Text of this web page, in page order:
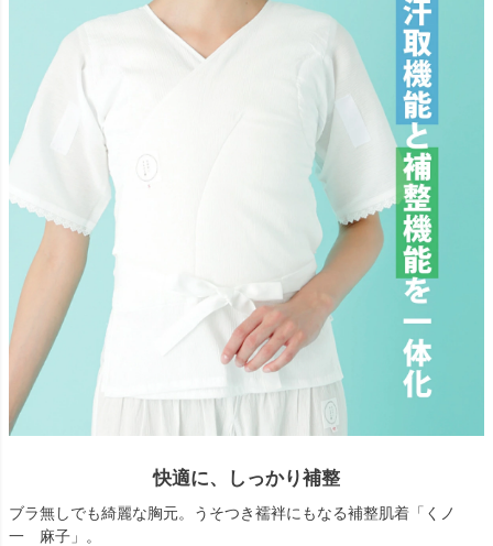
快適に、しっかり補整
ブラ無しでも綺麗な胸元。うそつき襦袢にもなる補整肌着「くノ
一 麻子」。